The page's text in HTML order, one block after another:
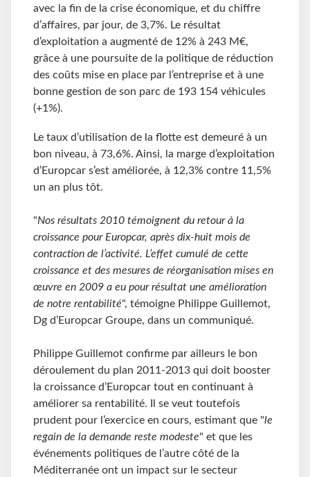
avec la fin de la crise économique, et du chiffre
d’affaires, par jour, de 3,7%. Le résultat
d’exploitation a augmenté de 12% à 243 M€,
grâce à une poursuite de la politique de réduction
des coûts mise en place par l’entreprise et à une
bonne gestion de son parc de 193 154 véhicules
(+1%).
Le taux d’utilisation de la flotte est demeuré à un
bon niveau, à 73,6%. Ainsi, la marge d’exploitation
d’Europcar s’est améliorée, à 12,3% contre 11,5%
un an plus tôt.
"Nos résultats 2010 témoignent du retour à la
croissance pour Europcar, après dix-huit mois de
contraction de l’activité. L’effet cumulé de cette
croissance et des mesures de réorganisation mises en
œuvre en 2009 a eu pour résultat une amélioration
de notre rentabilité", témoigne Philippe Guillemot,
Dg d’Europcar Groupe, dans un communiqué.
Philippe Guillemot confirme par ailleurs le bon
déroulement du plan 2011-2013 qui doit booster
la croissance d’Europcar tout en continuant à
améliorer sa rentabilité. Il se veut toutefois
prudent pour l’exercice en cours, estimant que "le
regain de la demande reste modeste" et que les
événements politiques de l’autre côté de la
Méditerranée ont un impact sur le secteur